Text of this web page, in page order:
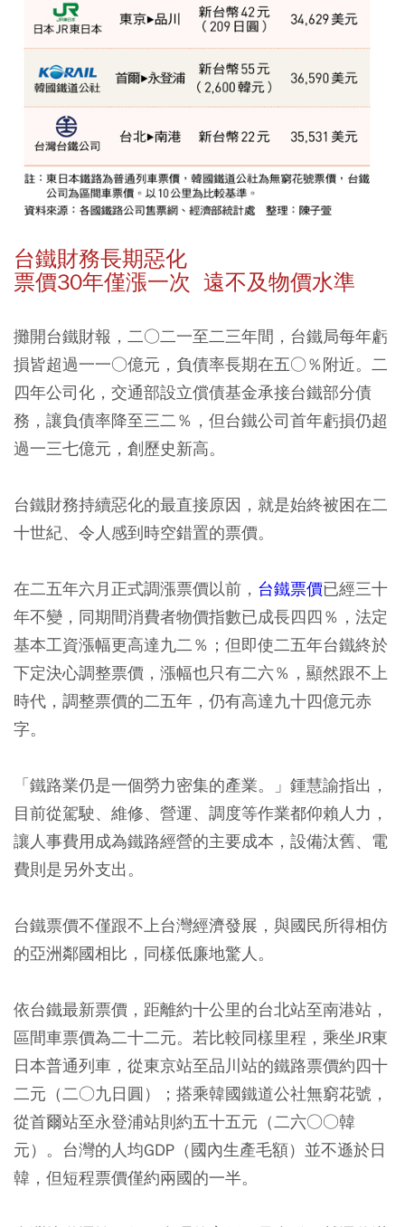
台鐵財務長期惡化
票價30年僅漲一次 遠不及物價水準
攤開台鐵財報，二○二一至二三年間，台鐵局每年虧
損皆超過一一○億元，負債率長期在五○％附近。二
四年公司化，交通部設立償債基金承接台鐵部分債
務，讓負債率降至三二％，但台鐵公司首年虧損仍超
過一三七億元，創歷史新高。
台鐵財務持續惡化的最直接原因，就是始終被困在二
十世紀、令人感到時空錯置的票價。
在二五年六月正式調漲票價以前， 台鐵票價已經三十
年不變，同期間消費者物價指數已成長四四％，法定
基本工資漲幅更高達九二％；但即使二五年台鐵終於
下定決心調整票價，漲幅也只有二六％，顯然跟不上
時代，調整票價的二五年，仍有高達九十四億元赤
字。
「鐵路業仍是一個勞力密集的產業。」鍾慧諭指出，
目前從駕駛、維修、營運、調度等作業都仰賴人力，
讓人事費用成為鐵路經營的主要成本，設備汰舊、電
費則是另外支出。
台鐵票價不僅跟不上台灣經濟發展，與國民所得相仿
的亞洲鄰國相比，同樣低廉地驚人。
依台鐵最新票價，距離約十公里的台北站至南港站，
區間車票價為二十二元。若比較同樣里程，乘坐JR東
日本普通列車，從東京站至品川站的鐵路票價約四十
二元（二○九日圓）；搭乘韓國鐵道公社無窮花號，
從首爾站至永登浦站則約五十五元（二六○○韓
元）。台灣的人均GDP（國內生產毛額）並不遜於日
韓，但短程票價僅約兩國的一半。